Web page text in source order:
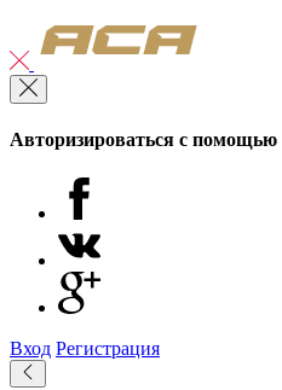
Авторизироваться с помощью
Вход Регистрация